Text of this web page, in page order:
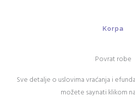
Korpa
Povrat robe
Sve detalje o uslovima vraćanja i
možete saynati klikom